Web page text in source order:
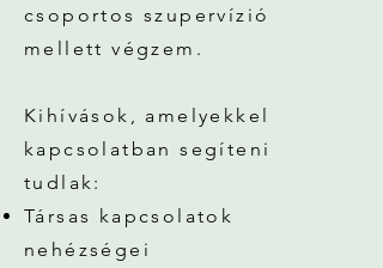
csoportos szupervízió
mellett végzem.
Kihívások, amelyekkel
kapcsolatban segíteni
tudlak:
Társas kapcsolatok
nehézségei